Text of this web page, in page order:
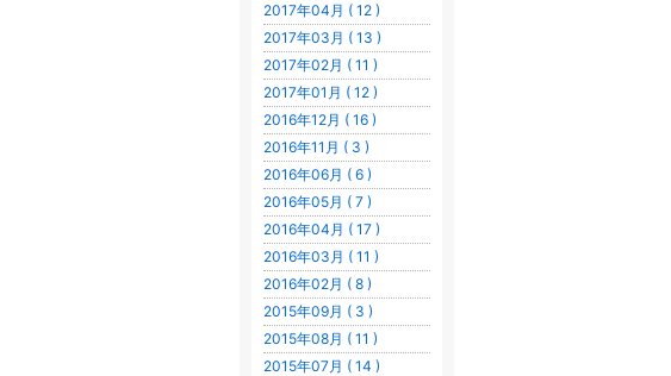
2017年04月 ( 12 )
2017年03月 ( 13 )
2017年02月 ( 11 )
2017年01月 ( 12 )
2016年12月 ( 16 )
2016年11月 ( 3 )
2016年06月 ( 6 )
2016年05月 ( 7 )
2016年04月 ( 17 )
2016年03月 ( 11 )
2016年02月 ( 8 )
2015年09月 ( 3 )
2015年08月 ( 11 )
2015年07月 ( 14 )